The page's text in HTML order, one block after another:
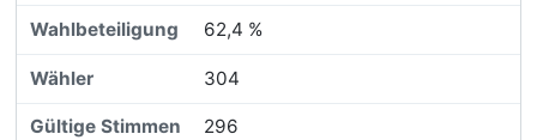
62,4 %
304
296